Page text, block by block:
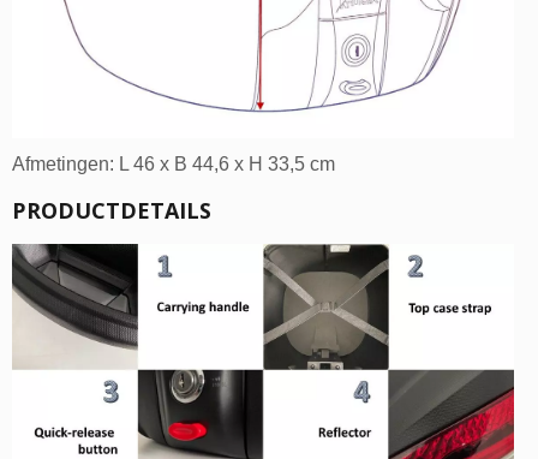
Afmetingen: L 46 x B 44,6 x H 33,5 cm
PRODUCTDETAILS